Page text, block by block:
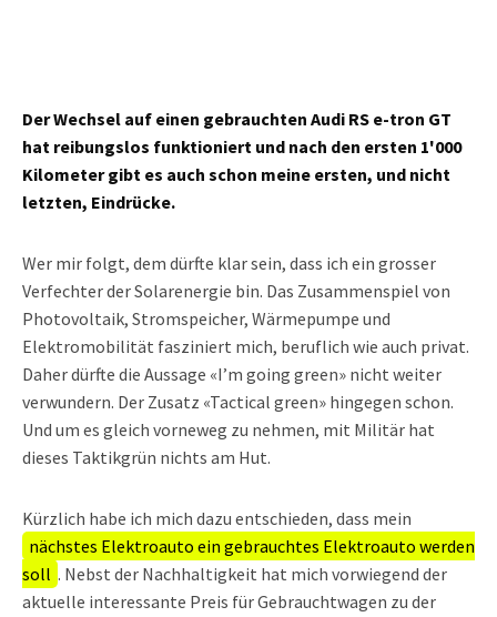
Der Wechsel auf einen gebrauchten Audi RS e-tron GT
hat reibungslos funktioniert und nach den ersten 1'000
Kilometer gibt es auch schon meine ersten, und nicht
letzten, Eindrücke.
Wer mir folgt, dem dürfte klar sein, dass ich ein grosser
Verfechter der Solarenergie bin. Das Zusammenspiel von
Photovoltaik, Stromspeicher, Wärmepumpe und
Elektromobilität fasziniert mich, beruflich wie auch privat.
Daher dürfte die Aussage «I’m going green» nicht weiter
verwundern. Der Zusatz «Tactical green» hingegen schon.
Und um es gleich vorneweg zu nehmen, mit Militär hat
dieses Taktikgrün nichts am Hut.
Kürzlich habe ich mich dazu entschieden, dass mein
nächstes Elektroauto ein gebrauchtes Elektroauto werden
soll . Nebst der Nachhaltigkeit hat mich vorwiegend der
aktuelle interessante Preis für Gebrauchtwagen zu der